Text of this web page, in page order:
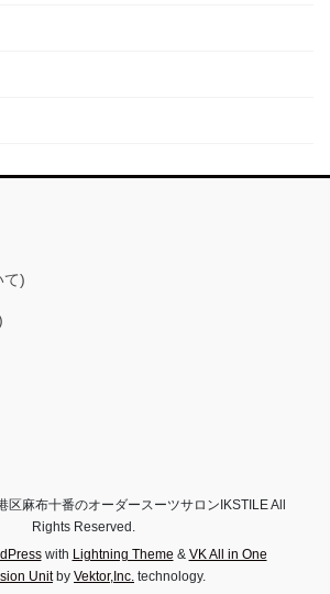
て)
麻布十番のオーダースーツサロンIKSTILE All
Rights Reserved.
with Lightning Theme & VK All in One
Unitby Vektor,Inc. technology.